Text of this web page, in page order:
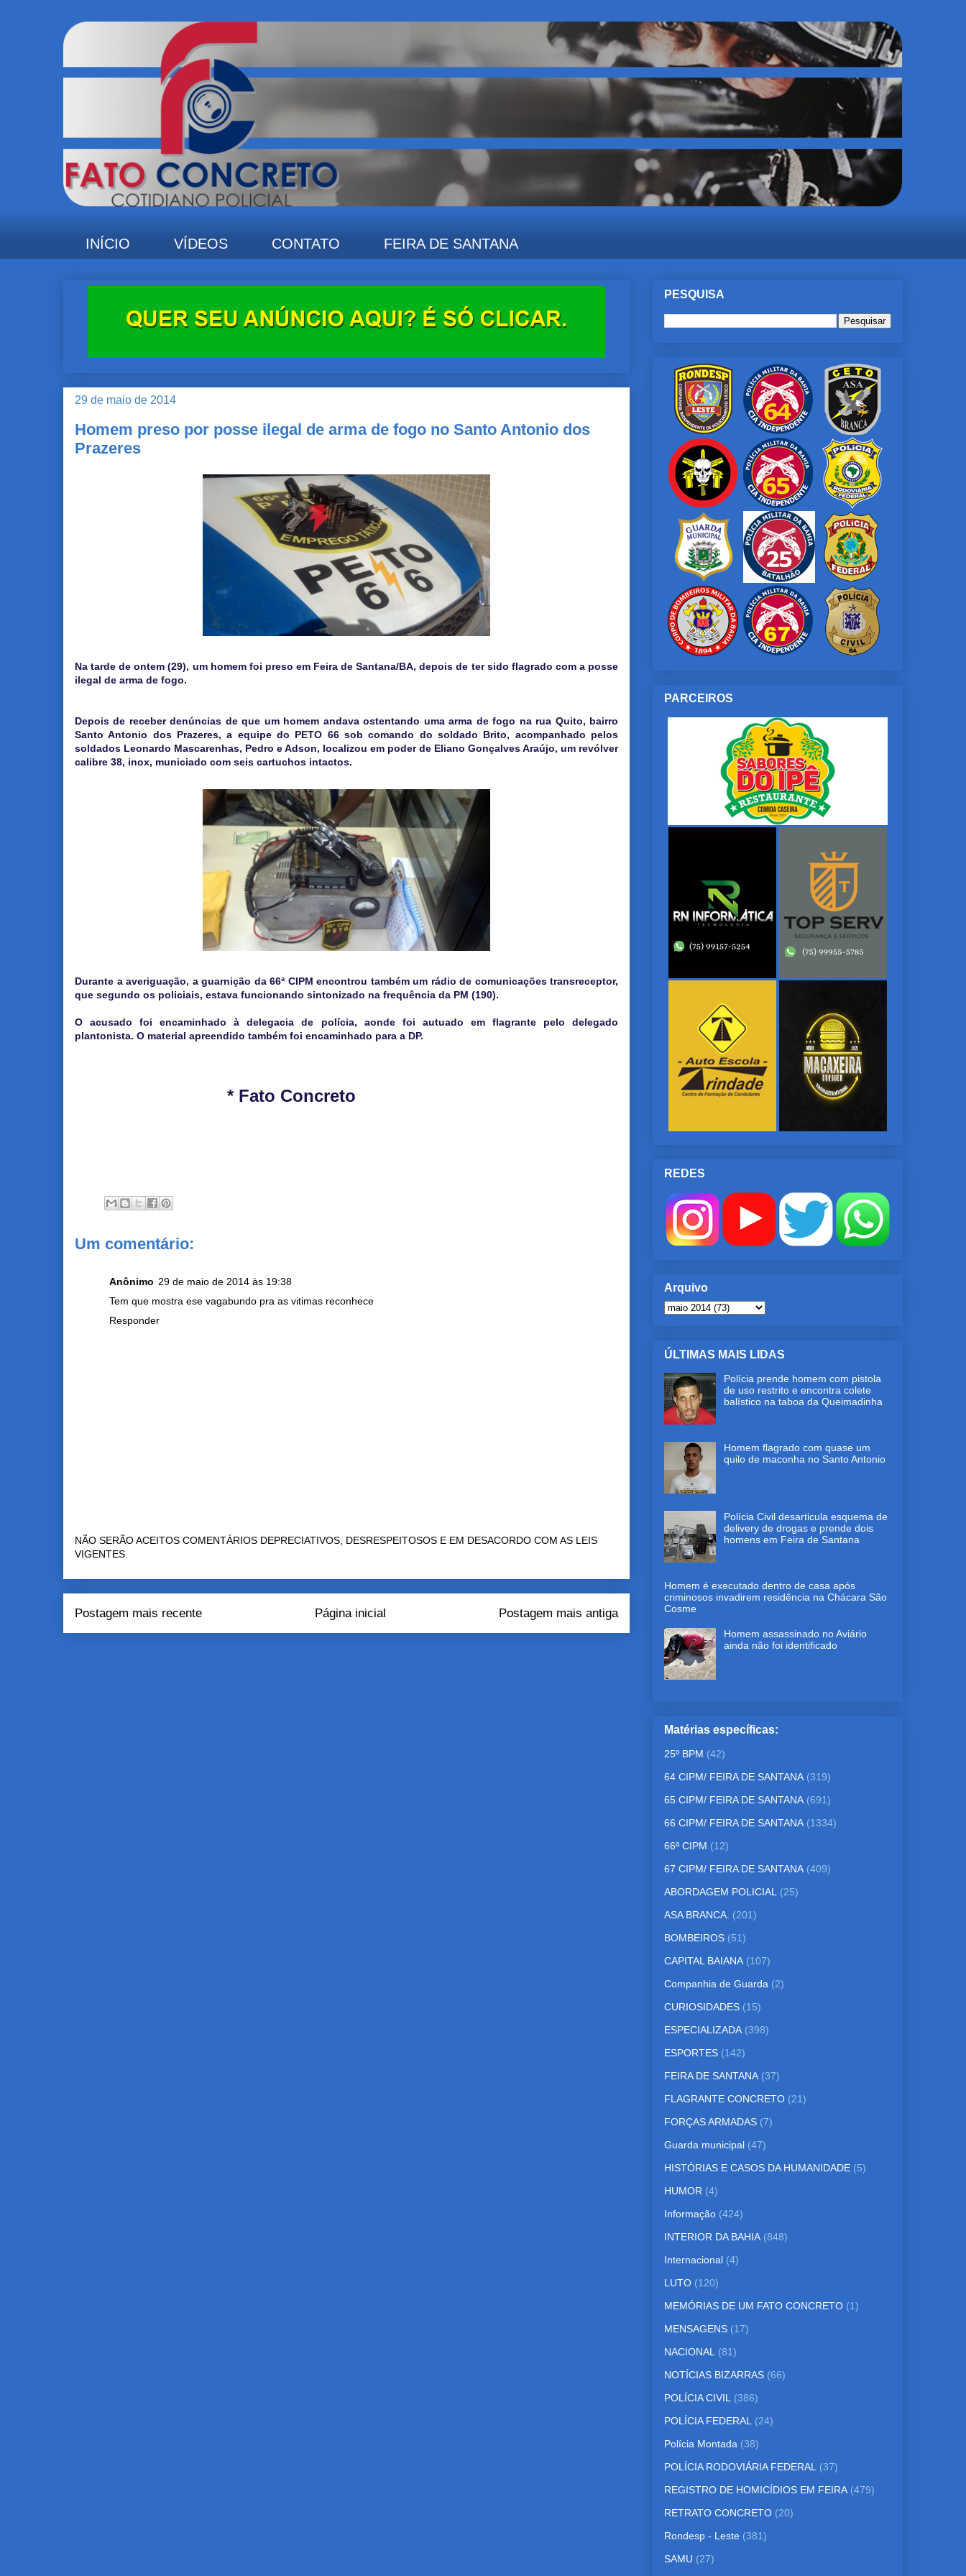
INÍCIO VÍDEOS CONTATO FEIRA DE SANTANA
29 de maio de 2014
Homem preso por posse ilegal de arma de fogo no Santo Antonio dos
Prazeres
Na tarde de ontem (29), um homem foi preso em Feira de Santana/BA, depois de ter sido flagrado com a posse
ilegal de arma de fogo.
Depois de receber denúncias de que um homem andava ostentando uma arma de fogo na rua Quito, bairro
Santo Antonio dos Prazeres, a equipe do PETO 66 sob comando do soldado Brito, acompanhado pelos
soldados Leonardo Mascarenhas, Pedro e Adson, localizou em poder de Eliano Gonçalves Araújo, um revólver
calibre 38, inox, municiado com seis cartuchos intactos.
Durante a averiguação, a guarnição da 66ª CIPM encontrou também um rádio de comunicações transreceptor,
que segundo os policiais, estava funcionando sintonizado na frequência da PM (190).
O acusado foi encaminhado à delegacia de polícia, aonde foi autuado em flagrante pelo delegado
plantonista. O material apreendido também foi encaminhado para a DP.
* Fato Concreto
Um comentário:
Anônimo 29 de maio de 2014 às 19:38
Tem que mostra ese vagabundo pra as vitimas reconhece
Responder
NÃO SERÃO ACEITOS COMENTÁRIOS DEPRECIATIVOS, DESRESPEITOSOS E EM DESACORDO COM AS LEIS
VIGENTES.
Postagem mais recente Postagem mais antiga
Página inicial
PESQUISA
PARCEIROS
REDES
Arquivo
ÚLTIMAS MAIS LIDAS
Polícia prende homem com pistola
de uso restrito e encontra colete
balístico na taboa da Queimadinha
Homem flagrado com quase um
quilo de maconha no Santo Antonio
Polícia Civil desarticula esquema de
delivery de drogas e prende dois
homens em Feira de Santana
Homem é executado dentro de casa após
criminosos invadirem residência na Chácara São
Cosme
Homem assassinado no Aviário
ainda não foi identificado
Matérias específicas:
25º BPM (42)
64 CIPM/ FEIRA DE SANTANA (319)
65 CIPM/ FEIRA DE SANTANA (691)
66 CIPM/ FEIRA DE SANTANA (1334)
66ª CIPM (12)
67 CIPM/ FEIRA DE SANTANA (409)
ABORDAGEM POLICIAL (25)
ASA BRANCA. (201)
BOMBEIROS (51)
CAPITAL BAIANA (107)
Companhia de Guarda (2)
CURIOSIDADES (15)
ESPECIALIZADA (398)
ESPORTES (142)
FEIRA DE SANTANA (37)
FLAGRANTE CONCRETO (21)
FORÇAS ARMADAS (7)
Guarda municipal (47)
HISTÓRIAS E CASOS DA HUMANIDADE (5)
HUMOR (4)
Informação (424)
INTERIOR DA BAHIA (848)
Internacional (4)
LUTO (120)
MEMÓRIAS DE UM FATO CONCRETO (1)
MENSAGENS (17)
NACIONAL (81)
NOTÍCIAS BIZARRAS (66)
POLÍCIA CIVIL (386)
POLÍCIA FEDERAL (24)
Polícia Montada (38)
POLÍCIA RODOVIÁRIA FEDERAL (37)
REGISTRO DE HOMICÍDIOS EM FEIRA (479)
RETRATO CONCRETO (20)
Rondesp - Leste (381)
SAMU (27)